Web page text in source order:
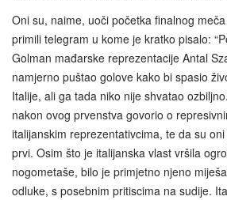
Oni su, naime, uoči početka finalnog
primili telegram u kome je kratko pisalo:
Golman mađarske reprezentacije Antal
namjerno puštao golove kako bi spasio
Italije, ali ga tada niko nije shvatao
nakon ovog prvenstva govorio o
italijanskim reprezentativcima, te da su
prvi. Osim što je italijanska vlast vršila
nogometaše, bilo je primjetno njeno
odluke, s posebnim pritiscima na sudije.